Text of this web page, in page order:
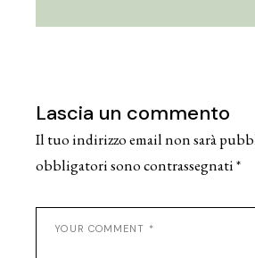
Lascia un commento
Il tuo indirizzo email non sarà
obbligatori sono contrassegnati*